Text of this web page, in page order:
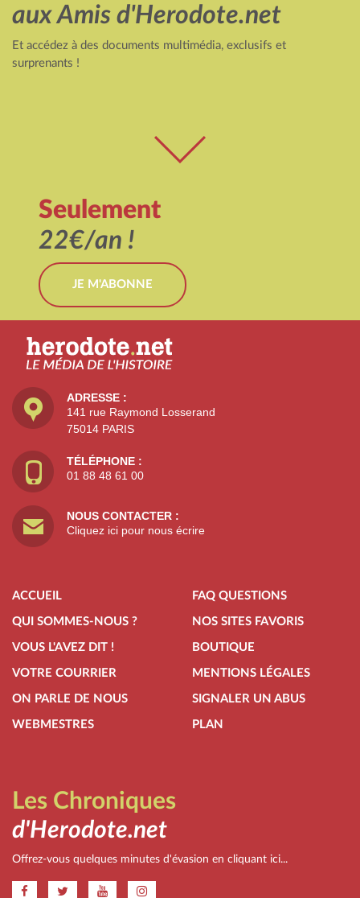
aux Amis d'Herodote.net
Et accédez à des documents multimédia, exclusifs et
surprenants !
Seulement
22€/an !
JE M'ABONNE
ADRESSE :
141 rue Raymond Losserand
75014 PARIS
TÉLÉPHONE :
01 88 48 61 00
NOUS CONTACTER :
Cliquez ici pour nous écrire
ACCUEIL
QUI SOMMES-NOUS ?
VOUS L'AVEZ DIT !
VOTRE COURRIER
ON PARLE DE NOUS
WEBMESTRES
FAQ QUESTIONS
NOS SITES FAVORIS
BOUTIQUE
MENTIONS LÉGALES
SIGNALER UN ABUS
PLAN
Les Chroniques
d'Herodote.net
Offrez-vous quelques minutes d'évasion en cliquant ici...